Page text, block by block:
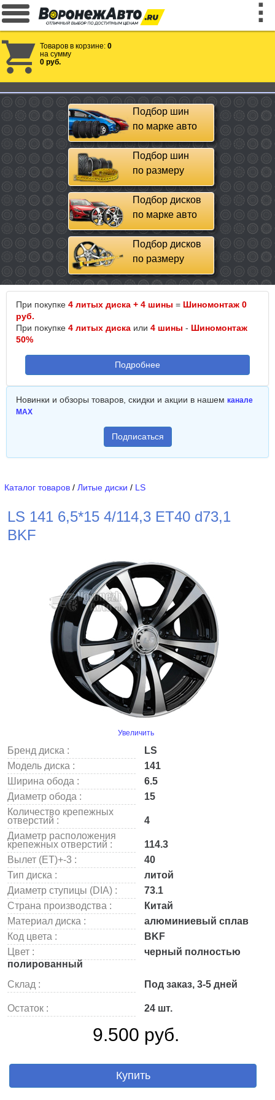
Товаров в корзине: 0
на сумму
0 руб.
Подбор шин
по марке авто
Подбор шин
по размеру
Подбор дисков
по марке авто
Подбор дисков
по размеру
При покупке 4 литых диска + 4 шины = Шиномонтаж 0
руб.
При покупке 4 литых диска или 4 шины - Шиномонтаж
50%
Подробнее
Новинки и обзоры товаров, скидки и акции в нашем канале
MAX
Подписаться
Каталог товаров / Литые диски / LS
LS 141 6,5*15 4/114,3 ET40 d73,1
BKF
Увеличить
Бренд диска :
LS
Модель диска :
141
Ширина обода :
6.5
Диаметр обода :
15
Количество крепежных
отверстий :
4
Диаметр расположения
крепежных отверстий :
114.3
Вылет (ET)+-3 :
40
Тип диска :
литой
Диаметр ступицы (DIA) :
73.1
Страна производства :
Китай
Материал диска :
алюминиевый сплав
Код цвета :
BKF
Цвет :
черный полностью
полированный
Склад :
Под заказ, 3-5 дней
Остаток : 24 шт.
9.500 руб.
Купить